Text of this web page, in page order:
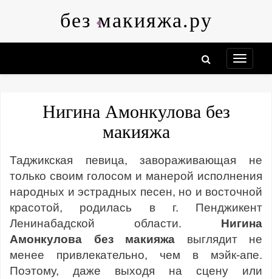
без макияжа.ру
Нигина Амонкулова без
макияжа
Таджикская певица, завораживающая не
только своим голосом и манерой исполнения
народных и эстрадных песен, но и восточной
красотой, родилась в г. Пенджикент
Ленинабадской области. Нигина
Амонкулова без макияжа выглядит не
менее привлекательно, чем в мэйк-апе.
Поэтому, даже выходя на сцену или